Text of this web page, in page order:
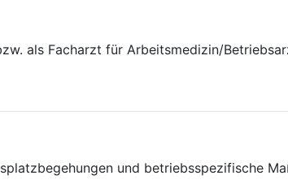
als Facharzt für Arbeitsmedizin/
und betriebsspezifische